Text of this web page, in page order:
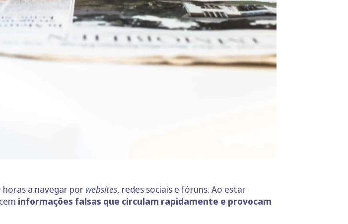
a navegar por websites, redes sociais e fóruns. Ao estar
informações falsas que circulam rapidamente e provocam